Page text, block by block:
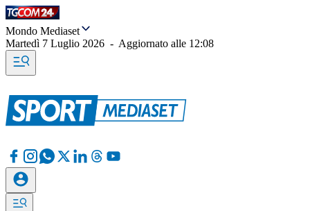
Mondo Mediaset
Martedì 7 Luglio 2026 - Aggiornato alle 12:08